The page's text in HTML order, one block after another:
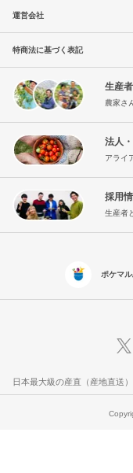
運営会社
特商法に基づく表記
生産
農家さ
法人
アライ
採用
生産者
ポケマ
日本最大級の産直（産地直送